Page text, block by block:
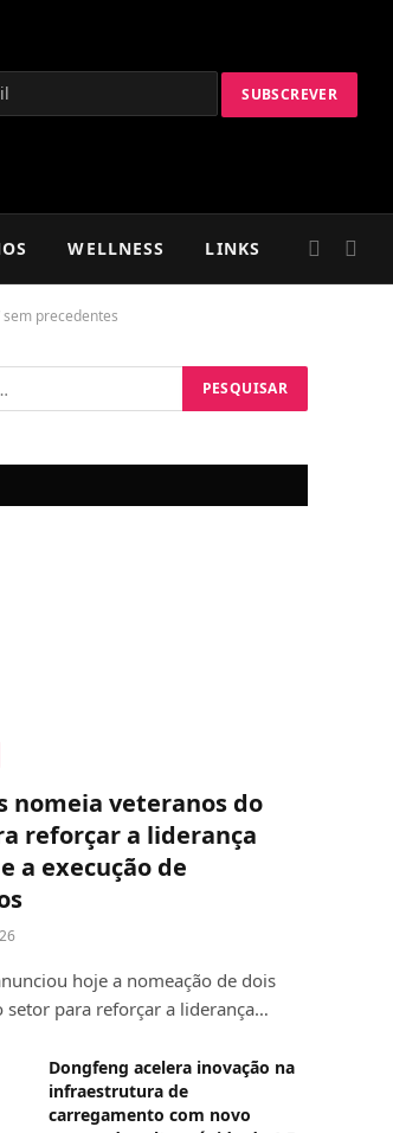
WELLNESS LINKS
precedentes
nomeia veteranos do
reforçar a liderança
a execução de
hoje a nomeação de dois
setor para reforçar a liderança…
Dongfeng acelera inovação na
infraestrutura de
carregamento com novo